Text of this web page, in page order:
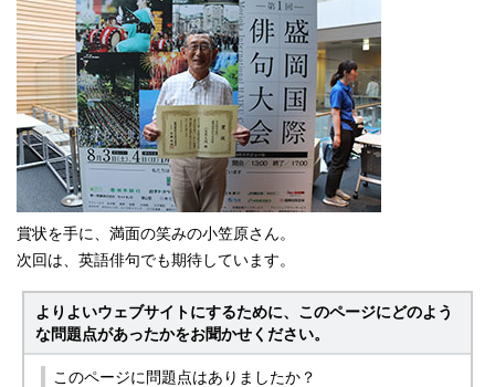
賞状を手に、満面の笑みの小笠原さん。
次回は、英語俳句でも期待しています。
よりよいウェブサイトにするために、このページにどのよう
な問題点があったかをお聞かせください。
このページに問題点はありましたか？